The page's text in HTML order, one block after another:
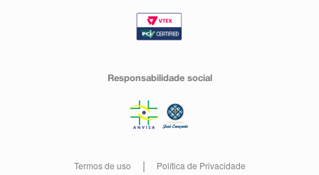
Responsabilidade social
Termos de uso Política de Privacidade